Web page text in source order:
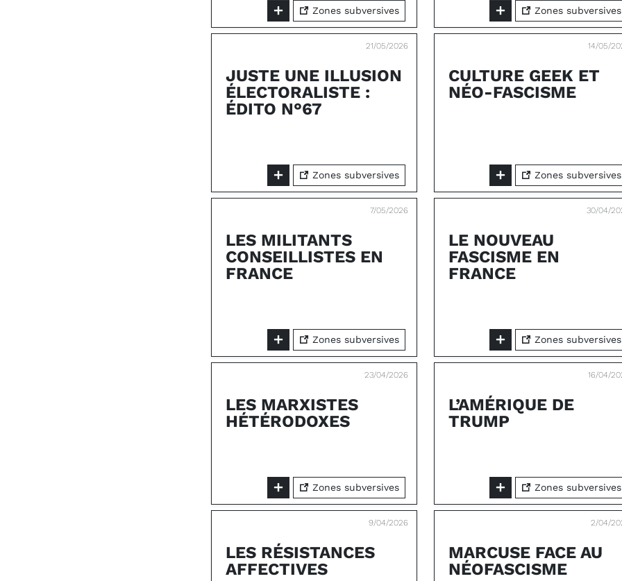
Zones subversives Zones subversives
21/05/2026
JUSTE UNE ILLUSION
ÉLECTORALISTE :
ÉDITO N°67
Zones subversives
14/05/
CULTURE GEEK ET
NÉO-FASCISME
Zones subversives
7/05/2026
LES MILITANTS
CONSEILLISTES EN
FRANCE
Zones subversives
30/04/
LE NOUVEAU
FASCISME EN
FRANCE
Zones subversives
23/04/2026
LES MARXISTES
HÉTÉRODOXES
Zones subversives
16/04/
L’AMÉRIQUE DE
TRUMP
Zones subversives
9/04/2026
LES RÉSISTANCES
AFFECTIVES
2/04/
MARCUSE FACE AU
NÉOFASCISME